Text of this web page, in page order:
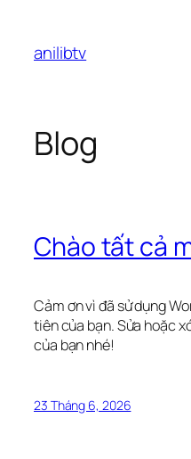
phầnanilibtv
Blog
Chào tất cả
Cảm ơn vì đã sử dụng
tiên của bạn. Sửa hoặc
của bạn nhé!
23 Tháng 6, 2026